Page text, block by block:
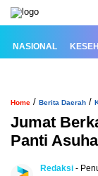
NASIONAL
Home / Berita Daerah /
Jumat
Panti
Redaksi -